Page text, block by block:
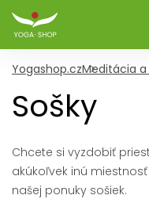
Yogashop.czMeditácia a
Sošky
Chcete si vyzdobiť
akúkoľvek inú
našej ponuky sošiek.